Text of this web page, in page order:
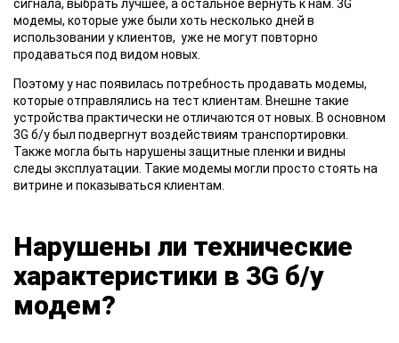
сигнала, выбрать лучшее, а остальное вернуть к нам. 3G
модемы, которые уже были хоть несколько дней в
использовании у клиентов, уже не могут повторно
продаваться под видом новых.
Поэтому у нас появилась потребность продавать модемы,
которые отправлялись на тест клиентам. Внешне такие
устройства практически не отличаются от новых. В основном
3G б/у был подвергнут воздействиям транспортировки.
Также могла быть нарушены защитные пленки и видны
следы эксплуатации. Такие модемы могли просто стоять на
витрине и показываться клиентам.
Нарушены ли технические
характеристики в 3G б/у
модем?